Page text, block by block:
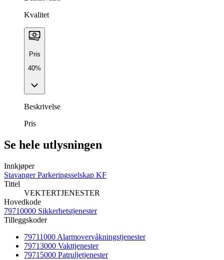
Kvalitet
Pris
40%
Beskrivelse
Pris
Se hele utlysningen
Innkjøper
Stavanger Parkeringsselskap KF
Tittel
VEKTERTJENESTER
Hovedkode
79710000 Sikkerhetstjenester
Tilleggskoder
79711000 Alarmovervåkningstjenester
79713000 Vakttjenester
79715000 Patruljetjenester